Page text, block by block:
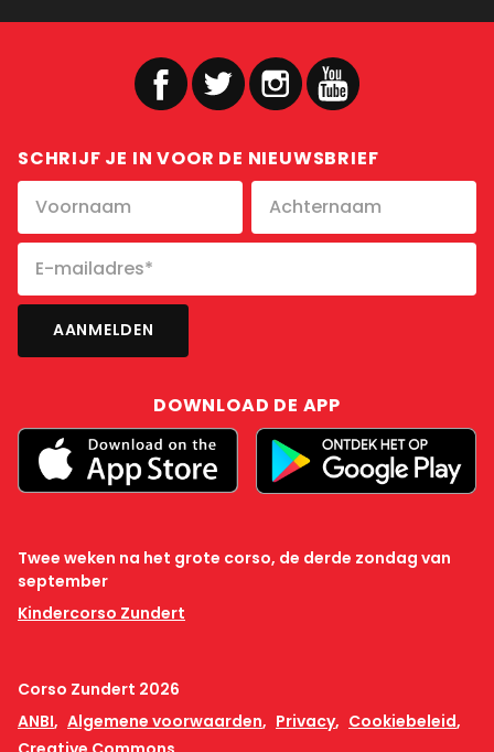
SCHRIJF JE IN VOOR DE NIEUWSBRIEF
DOWNLOAD DE APP
Twee weken na het grote corso, de derde zondag van
september
Kindercorso Zundert
Corso Zundert 2026
ANBI
Algemene voorwaarden Privacy
Cookiebeleid